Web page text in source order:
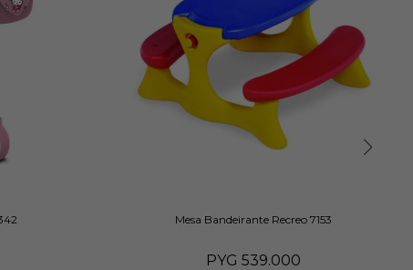
Mesa Bandeirante Recreo 7153
PYG 539.000